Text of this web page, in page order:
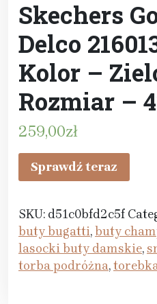
Skechers
Delco
Kolor –
Rozmiar –
259,00zł
Sprawdź teraz
SKU: d51c0bfd2c5f
buty bugatti,buty
lasocki buty damskie,
torba podróżna,